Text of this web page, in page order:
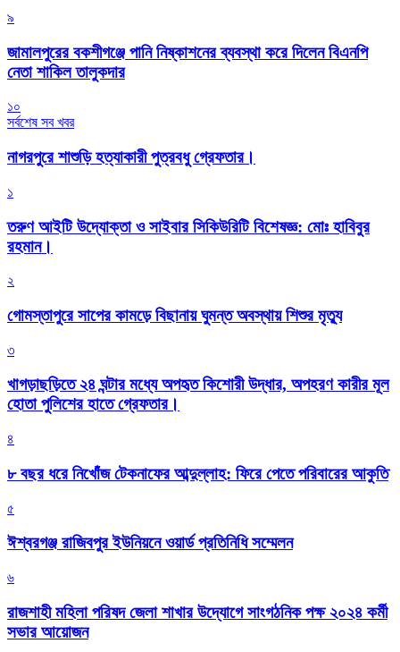
৯
জামালপুরের বকশীগঞ্জে পানি নিষ্কাশনের ব্যবস্থা করে দিলেন বিএনপি
নেতা শাকিল তালুকদার
১০
সর্বশেষ সব খবর
নাগরপুরে শাশুড়ি হত্যাকারী পুত্রবধু গ্রেফতার।
১
তরুণ আইটি উদ্যোক্তা ও সাইবার সিকিউরিটি বিশেষজ্ঞ: মোঃ হাবিবুর
রহমান।
২
গোমস্তাপুরে সাপের কামড়ে বিছানায় ঘুমন্ত অবস্থায় শিশুর মৃত্যু
৩
খাগড়াছড়িতে ২৪ ঘন্টার মধ্যে অপহৃত কিশোরী উদ্ধার, অপহরণ কারীর মূল
হোতা পুলিশের হাতে গ্রেফতার।
৪
৮ বছর ধরে নিখোঁজ টেকনাফের আব্দুল্লাহ: ফিরে পেতে পরিবারের আকুতি
৫
ঈশ্বরগঞ্জ রাজিবপুর ইউনিয়নে ওয়ার্ড প্রতিনিধি সম্মেলন
৬
রাজশাহী মহিলা পরিষদ জেলা শাখার উদ্যোগে সাংগঠনিক পক্ষ ২০২৪ কর্মী
সভার আয়োজন